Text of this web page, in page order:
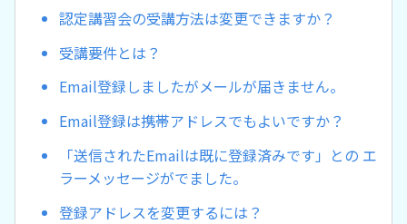
認定講習会の受講方法は変更できますか？
受講要件とは？
Email登録しましたがメールが届きません。
Email登録は携帯アドレスでもよいですか？
「送信されたEmailは既に登録済みです」との エ
ラーメッセージがでました。
登録アドレスを変更するには？